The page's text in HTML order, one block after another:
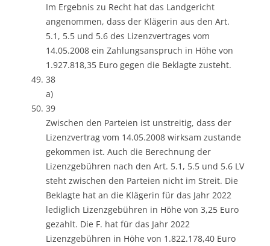
Im Ergebnis zu Recht hat das Landgericht
angenommen, dass der Klägerin aus den Art.
5.1, 5.5 und 5.6 des Lizenzvertrages vom
14.05.2008 ein Zahlungsanspruch in Höhe von
1.927.818,35 Euro gegen die Beklagte zusteht.
38
a)
39
Zwischen den Parteien ist unstreitig, dass der
Lizenzvertrag vom 14.05.2008 wirksam zustande
gekommen ist. Auch die Berechnung der
Lizenzgebühren nach den Art. 5.1, 5.5 und 5.6 LV
steht zwischen den Parteien nicht im Streit. Die
Beklagte hat an die Klägerin für das Jahr 2022
lediglich Lizenzgebühren in Höhe von 3,25 Euro
gezahlt. Die F. hat für das Jahr 2022
Lizenzgebühren in Höhe von 1.822.178,40 Euro